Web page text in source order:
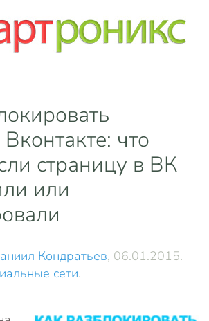
что
страницу в ВК
или
Кондратьев, 06.01.2015.
сети.